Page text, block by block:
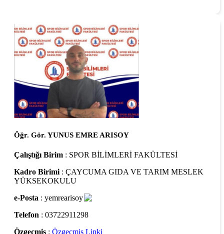
Öğr. Gör. YUNUS EMRE ARISOY
Çalıştığı Birim : SPOR BİLİMLERİ FAKÜLTESİ
Kadro Birimi : ÇAYCUMA GIDA VE TARIM MESLEK
YÜKSEKOKULU
e-Posta : yemrearisoy
Telefon : 03722911298
Özgeçmiş : Özgeçmiş Linki